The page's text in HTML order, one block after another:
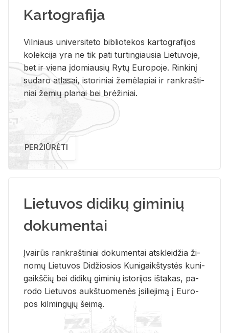
Kartografija
Vil­niaus uni­ver­si­te­to bi­b­lio­te­kos kar­to­gra­fi­jos
ko­lek­ci­ja yra ne tik pati tur­tin­giau­sia Lie­tu­vo­je,
bet ir vie­na įdo­miau­sių Rytų Eu­ro­po­je. Rin­ki­nį
su­da­ro at­la­sai, is­to­ri­niai že­mė­la­piai ir rank­raš­ti­
niai že­mių pla­nai bei brė­ži­niai.
PERŽIŪRĖTI
Lietuvos didikų giminių
dokumentai
Įvai­rūs rank­raš­ti­niai do­ku­men­tai at­sklei­džia ži­
no­mų Lie­tu­vos Di­džio­sios Ku­ni­gaikš­tys­tės ku­ni­
gaikš­čių bei di­di­kų gi­mi­nių is­to­ri­jos iš­ta­kas, pa­
ro­do Lie­tu­vos aukš­tuo­me­nės įsi­lie­ji­mą į Eu­ro­
pos kil­min­gų­jų šei­mą.